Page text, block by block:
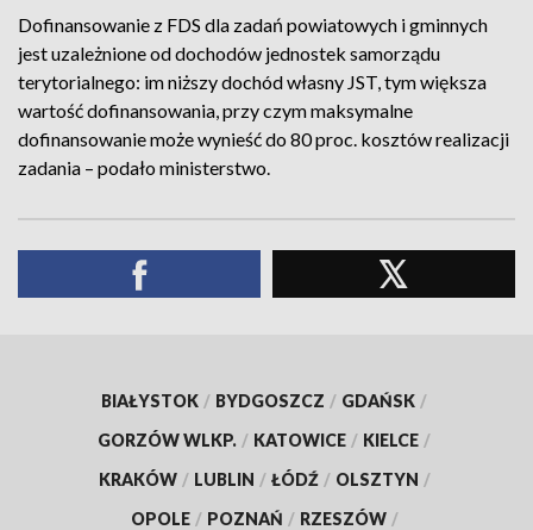
Dofinansowanie z FDS dla zadań powiatowych i gminnych
jest uzależnione od dochodów jednostek samorządu
terytorialnego: im niższy dochód własny JST, tym większa
wartość dofinansowania, przy czym maksymalne
dofinansowanie może wynieść do 80 proc. kosztów realizacji
zadania – podało ministerstwo.
BIAŁYSTOK / BYDGOSZCZ / GDAŃSK /
GORZÓW WLKP. / KATOWICE / KIELCE /
KRAKÓW / LUBLIN / ŁÓDŹ / OLSZTYN /
OPOLE / POZNAŃ / RZESZÓW /